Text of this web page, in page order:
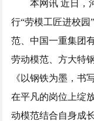
本网讯 近日，
行“劳模工匠进校园
范、中国一重集团
劳动模范、方大特
《以钢铁为墨，书
在平凡的岗位上绽
动模范结合自身成